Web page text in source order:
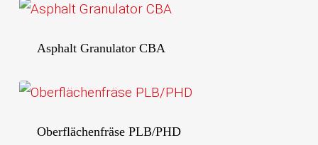
Asphalt Granulator CBA
Oberflächenfräse PLB/PHD